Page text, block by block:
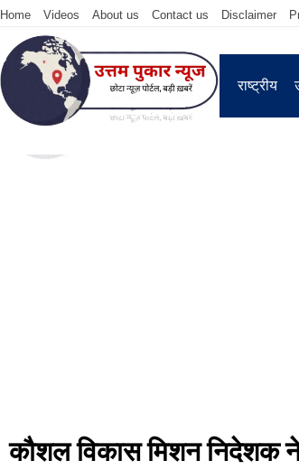
Home Videos About us Contact us Disclaimer
राष्ट्रीय
कौशल विकास मिशन निदेशक ने